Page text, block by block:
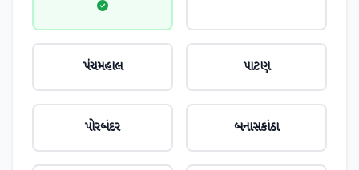
પંચમહાલ પાટણ
પોરબંદર બનાસકાંઠા